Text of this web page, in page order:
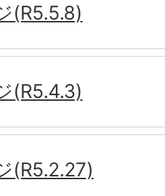
(R5.5.8)
(R5.4.3)
(R5.2.27)